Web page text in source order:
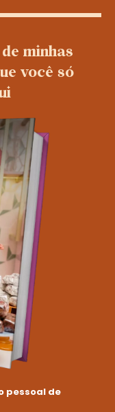
minhas
você só
pessoal de